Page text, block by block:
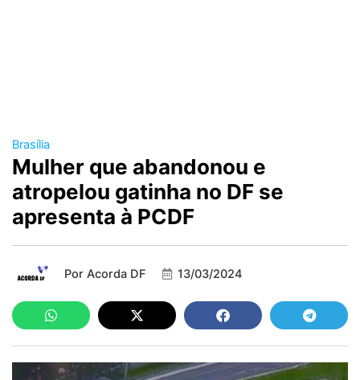
Brasília
Mulher que abandonou e
atropelou gatinha no DF se
apresenta à PCDF
Por Acorda DF 13/03/2024